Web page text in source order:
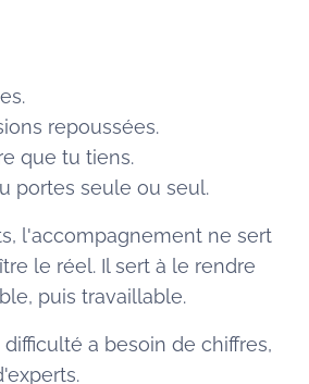
repoussées.
que tu tiens.
portes seule ou seul.
l'accompagnement ne sert
le réel. Il sert à le rendre
puis travaillable.
a besoin de chiffres,